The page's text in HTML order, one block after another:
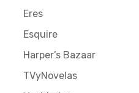
Eres
Esquire
Harper’s Bazaar
TVyNovelas